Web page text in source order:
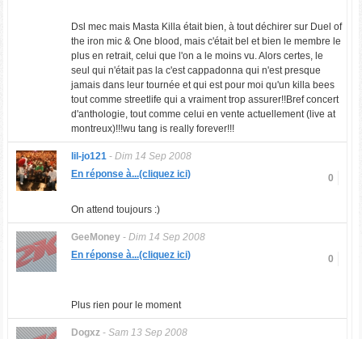
Dsl mec mais Masta Killa était bien, à tout déchirer sur Duel of
the iron mic & One blood, mais c'était bel et bien le membre le
plus en retrait, celui que l'on a le moins vu. Alors certes, le
seul qui n'était pas la c'est cappadonna qui n'est presque
jamais dans leur tournée et qui est pour moi qu'un killa bees
tout comme streetlife qui a vraiment trop assurer!!Bref concert
d'anthologie, tout comme celui en vente actuellement (live at
montreux)!!!wu tang is really forever!!!
lil-jo121- Dim 14 Sep 2008
0
En réponse à...(cliquez ici)
On attend toujours :)
GeeMoney- Dim 14 Sep 2008
0
En réponse à...(cliquez ici)
Plus rien pour le moment
Dogxz- Sam 13 Sep 2008